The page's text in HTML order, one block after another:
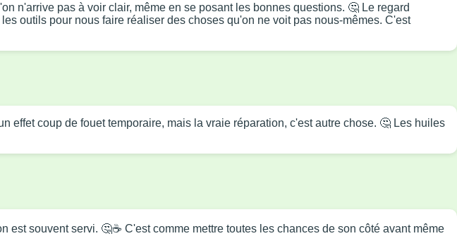
n'arrive pas à voir clair, même en se posant les bonnes questions. 🤔 Le regard
outils pour nous faire réaliser des choses qu'on ne voit pas nous-mêmes. C'est
coup de fouet temporaire, mais la vraie réparation, c'est autre chose. 🤔 Les huiles
souvent servi. 🤔☕ C'est comme mettre toutes les chances de son côté avant même